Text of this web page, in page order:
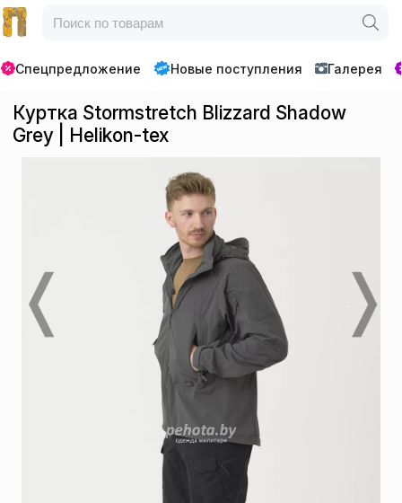
Спецпредложение Новые поступления Галерея
Куртка Stormstretch Blizzard Shadow
Grey | Helikon-tex